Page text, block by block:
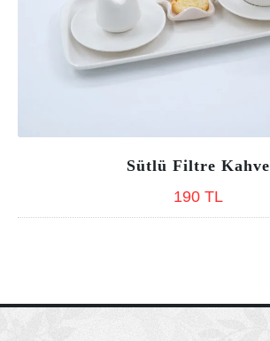
Sütlü Filtre Kahve
190 TL